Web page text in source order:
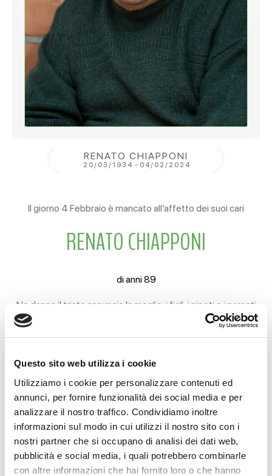
Questo sito web utilizza i cookie
Utilizziamo i cookie per personalizzare contenuti ed
annunci, per fornire funzionalità dei social media e per
analizzare il nostro traffico. Condividiamo inoltre
informazioni sul modo in cui utilizzi il nostro sito con i
nostri partner che si occupano di analisi dei dati web,
pubblicità e social media, i quali potrebbero combinarle
con altre informazioni che hai fornito loro o che hanno
RENATO CHIAPPONI
20/03/1934 - 04/02/2024
Il giorno 4 Febbraio è mancato all’affetto dei suoi cari
RENATO CHIAPPONI
di anni 89
Ne danno il triste annuncio la moglie, i figli, i nipoti e i parenti
dalle camere ardenti dell’Arcispedale Santa Maria Nuova per
il cimitero di Rossena.
Si ringraziano anticipatamente coloro che interverranno alla
cerimonia.
Reggio Emilia, 5 Febbraio 2024